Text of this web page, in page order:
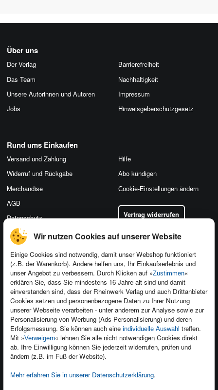
Wir nutzen Cookies auf unserer Website
Einige Cookies sind notwendig, damit unser Webshop funktioniert
(z.B. der Warenkorb). Andere helfen uns, Ihr Einkaufserlebnis und
unser Angebot zu verbessern. Durch Klicken auf »Zustimmen«
erklären Sie, dass Sie mindestens 16 Jahre alt sind und damit
einverstanden sind, dass der Rheinwerk Verlag und auch Drittanbieter
Cookies setzen und personenbezogene Daten zu Ihrer Nutzung
unserer Webseite verarbeiten - unter anderem zur Analyse sowie zur
Personalisierung von Werbung (Ads-Personalisierung) und deren
Erfolgsmessung. Sie können auch eine individuelle Auswahl treffen.
Mit »Verweigern« lehnen Sie alle nicht notwendigen Cookies direkt
ab. Ihre Einwilligung können Sie jederzeit widerrufen, prüfen und
ändern (z.B. im Fuß der Website).
Mehr erfahren Sie in unserer Datenschutzerklärung.
Über uns
Der Verlag
Das Team
Unsere Autorinnen und Autoren
Jobs
Barrierefreiheit
Nachhaltigkeit
Impressum
Hinweis­geber­schutz­gesetz
Kontakt
Newsletter
Für Unternehmen
Presseservice
Dozentenservice
Produktfeedback
Foreign Rights
Ein Buch schreiben
Rund ums Einkaufen
Versand und Zahlung
Widerruf und Rückgabe
Merchandise
AGB
Datenschutz
Hilfe
Abo kündigen
Cookie-Einstellungen ändern
Vertrag widerrufen
Kundenservice